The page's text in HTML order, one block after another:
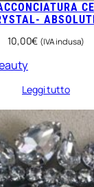
10,00€ (IVA inclusa)
Leggi tutto